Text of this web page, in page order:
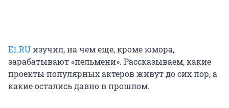
E1.RUизучил, на чем еще, кроме юмора,
зарабатывают «пельмени». Рассказываем, какие
проекты популярных актеров живут до сих пор, а
какие остались давно в прошлом.